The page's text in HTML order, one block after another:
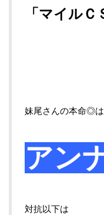
「マイルＣ
妹尾さんの本命◎
アン
対抗以下は